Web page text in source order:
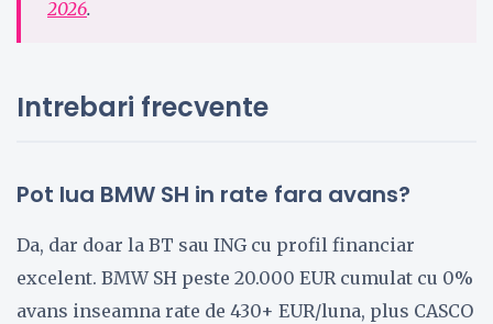
2026.
Intrebari frecvente
Pot lua BMW SH in rate fara avans?
Da, dar doar la BT sau ING cu profil financiar
excelent. BMW SH peste 20.000 EUR cumulat cu 0%
avans inseamna rate de 430+ EUR/luna, plus CASCO